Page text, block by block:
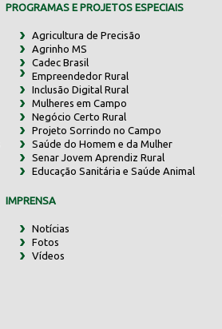
PROGRAMAS E PROJETOS ESPECIAIS
Agricultura de Precisão
Agrinho MS
Cadec Brasil
Empreendedor Rural
Inclusão Digital Rural
Mulheres em Campo
Negócio Certo Rural
Projeto Sorrindo no Campo
Saúde do Homem e da Mulher
Senar Jovem Aprendiz Rural
Educação Sanitária e Saúde Animal
IMPRENSA
Notícias
Fotos
Vídeos